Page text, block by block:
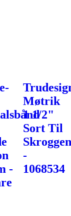
-
Møtrik
1 1/2"
Sort Til
-
1068534